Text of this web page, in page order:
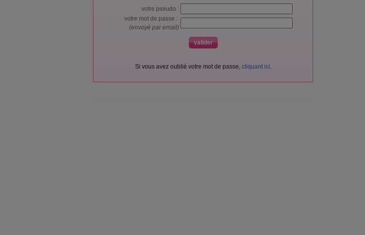
votre pseudo :
votre mot de passe :
(envoyé par email)
Si vous avez oublié votre mot de passe, cliquant ici.